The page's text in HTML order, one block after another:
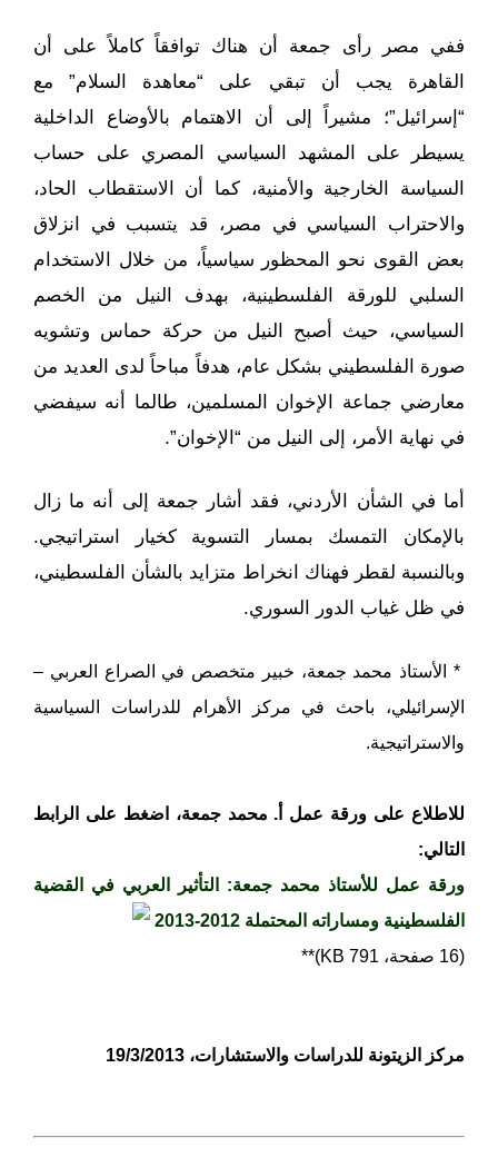
ففي مصر رأى جمعة أن هناك توافقاً كاملاً على أن
القاهرة يجب أن تبقي على “معاهدة السلام” مع
“إسرائيل”؛ مشيراً إلى أن الاهتمام بالأوضاع الداخلية
يسيطر على المشهد السياسي المصري على حساب
السياسة الخارجية والأمنية، كما أن الاستقطاب الحاد،
والاحتراب السياسي في مصر، قد يتسبب في انزلاق
بعض القوى نحو المحظور سياسياً، من خلال الاستخدام
السلبي للورقة الفلسطينية، بهدف النيل من الخصم
السياسي، حيث أصبح النيل من حركة حماس وتشويه
صورة الفلسطيني بشكل عام، هدفاً مباحاً لدى العديد من
معارضي جماعة الإخوان المسلمين، طالما أنه سيفضي
في نهاية الأمر، إلى النيل من “الإخوان”.
أما في الشأن الأردني، فقد أشار جمعة إلى أنه ما زال
بالإمكان التمسك بمسار التسوية كخيار استراتيجي.
وبالنسبة لقطر فهناك انخراط متزايد بالشأن الفلسطيني،
في ظل غياب الدور السوري.
* الأستاذ محمد جمعة، خبير متخصص في الصراع العربي –
الإسرائيلي، باحث في مركز الأهرام للدراسات السياسية
والاستراتيجية.
للاطلاع على ورقة عمل أ. محمد جمعة، اضغط على الرابط
التالي:
ورقة عمل للأستاذ محمد جمعة: التأثير العربي في القضية
الفلسطينية ومساراته المحتملة 2012-2013
(16 صفحة، 791 KB)*
*
مركز الزيتونة للدراسات والاستشارات، 19/3/2013